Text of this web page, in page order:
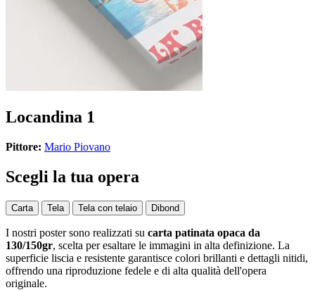
Locandina 1
Pittore: Mario Piovano
Scegli la tua opera
Carta Tela Tela con telaio Dibond
I nostri poster sono realizzati su carta patinata opaca da
130/150gr, scelta per esaltare le immagini in alta definizione. La
superficie liscia e resistente garantisce colori brillanti e dettagli nitidi,
offrendo una riproduzione fedele e di alta qualità dell'opera
originale.